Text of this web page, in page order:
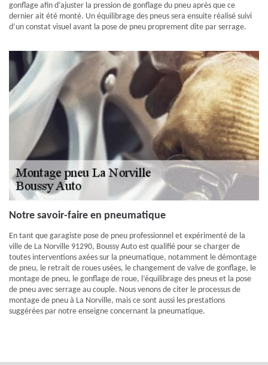
gonflage afin d’ajuster la pression de gonflage du pneu après que ce
dernier ait été monté. Un équilibrage des pneus sera ensuite réalisé suivi
d’un constat visuel avant la pose de pneu proprement dite par serrage.
Notre savoir-faire en pneumatique
En tant que garagiste pose de pneu professionnel et expérimenté de la
ville de La Norville 91290, Boussy Auto est qualifié pour se charger de
toutes interventions axées sur la pneumatique, notamment le démontage
de pneu, le retrait de roues usées, le changement de valve de gonflage, le
montage de pneu, le gonflage de roue, l’équilibrage des pneus et la pose
de pneu avec serrage au couple. Nous venons de citer le processus de
montage de pneu à La Norville, mais ce sont aussi les prestations
suggérées par notre enseigne concernant la pneumatique.